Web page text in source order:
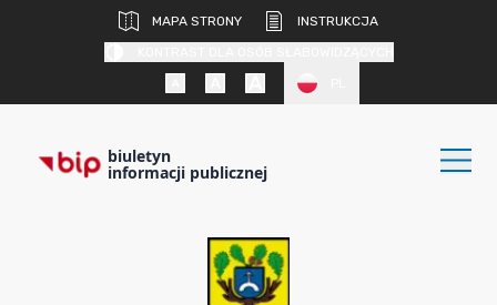
MAPA STRONY
INSTRUKCJA
biuletyn
informacji publicznej